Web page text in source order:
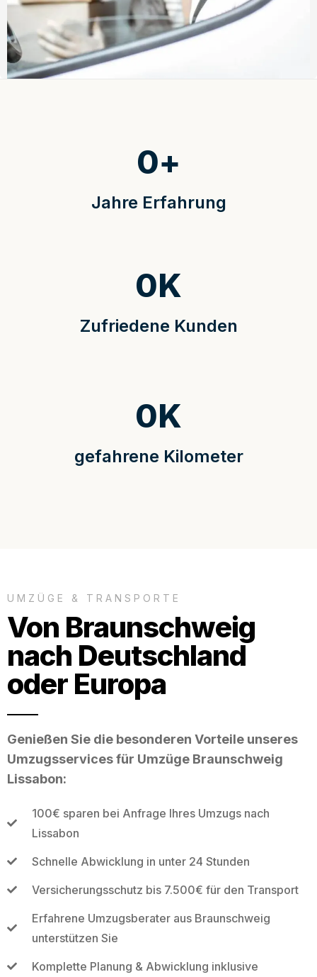
Jahre Erfahrung
0+
Zufriedene Kunden
0K
gefahrene Kilometer
0K
UMZÜGE & TRANSPORTE
Von Braunschweig
nach Deutschland
oder Europa
Genießen Sie die besonderen Vorteile unseres
Umzugsservices für Umzüge Braunschweig
Lissabon:
100€ sparen bei Anfrage Ihres Umzugs nach
Lissabon
Schnelle Abwicklung in unter 24 Stunden
Versicherungsschutz bis 7.500€ für den Transport
Erfahrene Umzugsberater aus Braunschweig
unterstützen Sie
Komplette Planung & Abwicklung inklusive